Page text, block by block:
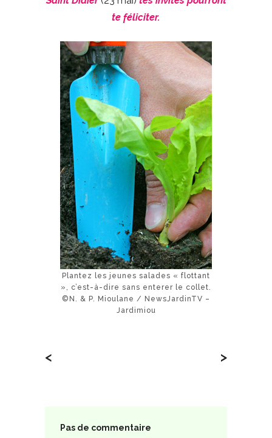
te féliciter.
Plantez les jeunes salades « flottant
», c’est-à-dire sans enterer le collet.
©N. & P. Mioulane / NewsJardinTV –
Jardimiou
< >
Pas de commentaire